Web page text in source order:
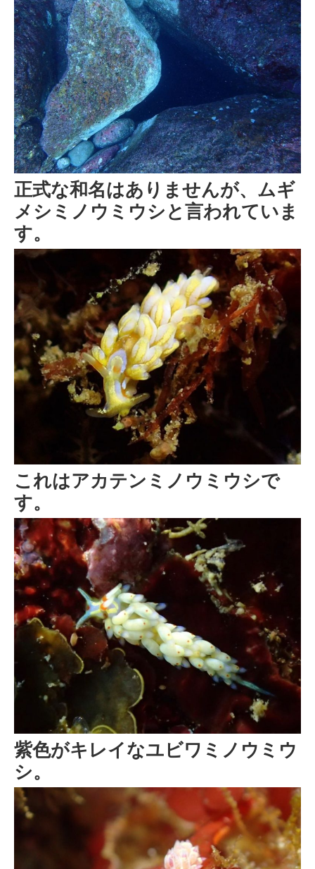
正式な和名はありませんが、ムギ
メシミノウミウシと言われていま
す。
これはアカテンミノウミウシで
す。
紫色がキレイなユビワミノウミウ
シ。